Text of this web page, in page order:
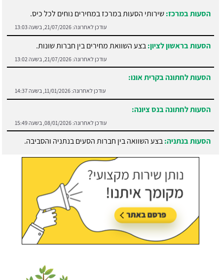
הסעות במרכז:שירותי הסעות במרכז במחירים נוחים לכל כיס.
עודכן לאחרונה: 21/07/2026, בשעה 13:03
הסעות בראשון לציון:בצע השוואת מחירים בין חברות שונות.
עודכן לאחרונה: 21/07/2026, בשעה 13:02
הסעות לחתונה בקרית אונו:
עודכן לאחרונה: 11/01/2026, בשעה 14:37
הסעות לחתונה בנס ציונה:
עודכן לאחרונה: 08/01/2026, בשעה 15:49
הסעות בנתניה:בצע השוואה בין חברות הסעים בנתניה והסביבה.